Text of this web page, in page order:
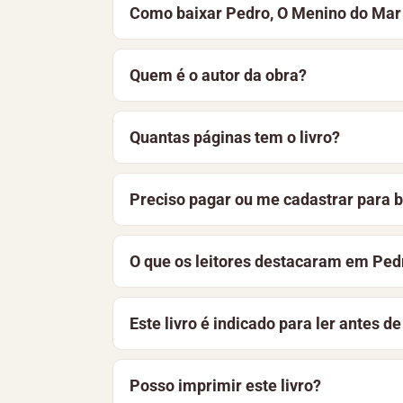
Como baixar Pedro, O Menino do
Para baixar Pedro, O Menino do Mar,
Você também pode optar por ler o
Quem é o autor da obra?
Pedro, O Menino do Mar é de autoria
Literatura Infantil.
Quantas páginas tem o livro?
Pedro, O Menino do Mar tem 20
gratuito. Nesta página, você encontra
Preciso pagar ou me cadastrar para
Não. O livro está disponível
aprimoramos constantemente a
O que os leitores destacaram em
Entre os pontos mais destacados
seção “O que os leitores destacaram”
Este livro é indicado para ler antes
Sim, o e-book Pedro, O Menino do
noturna relaxante.
Posso imprimir este livro?